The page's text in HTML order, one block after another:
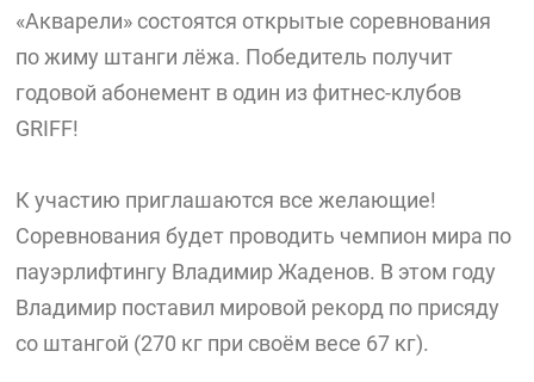
«Акварели» состоятся открытые соревнования
по жиму штанги лёжа. Победитель получит
годовой абонемент в один из фитнес-клубов
GRIFF!
К участию приглашаются все желающие!
Соревнования будет проводить чемпион мира по
пауэрлифтингу Владимир Жаденов. В этом году
Владимир поставил мировой рекорд по присяду
со штангой (270 кг при своём весе 67 кг).